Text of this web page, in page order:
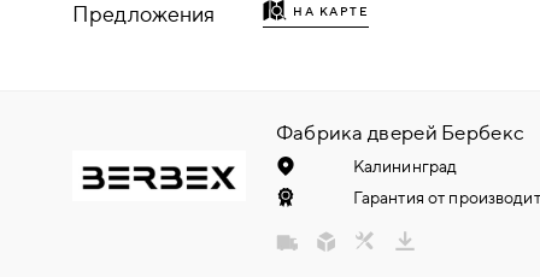
НАЗАД
НАПОЛЬНЫЕ
Предложения НА КАРТЕ
Фабрика дверей Бербекс
Калининград
Гарантия от